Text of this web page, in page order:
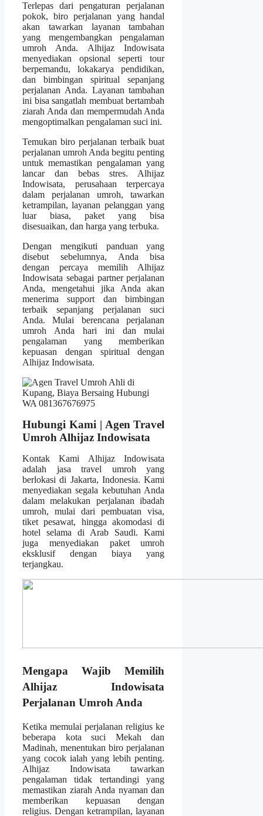
Terlepas dari pengaturan perjalanan
pokok, biro perjalanan yang handal
akan tawarkan layanan tambahan
yang mengembangkan pengalaman
umroh Anda. Alhijaz Indowisata
menyediakan opsional seperti tour
berpemandu, lokakarya pendidikan,
dan bimbingan spiritual sepanjang
perjalanan Anda. Layanan tambahan
ini bisa sangatlah membuat bertambah
ziarah Anda dan mempermudah Anda
mengoptimalkan pengalaman suci ini.
Temukan biro perjalanan terbaik buat
perjalanan umroh Anda begitu penting
untuk memastikan pengalaman yang
lancar dan bebas stres. Alhijaz
Indowisata, perusahaan terpercaya
dalam perjalanan umroh, tawarkan
ketrampilan, layanan pelanggan yang
luar biasa, paket yang bisa
disesuaikan, dan harga yang terbuka.
Dengan mengikuti panduan yang
disebut sebelumnya, Anda bisa
dengan percaya memilih Alhijaz
Indowisata sebagai partner perjalanan
Anda, mengetahui jika Anda akan
menerima support dan bimbingan
terbaik sepanjang perjalanan suci
Anda. Mulai berencana perjalanan
umroh Anda hari ini dan mulai
pengalaman yang memberikan
kepuasan dengan spiritual dengan
Alhijaz Indowisata.
Hubungi Kami | Agen Travel
Umroh Alhijaz Indowisata
Kontak Kami Alhijaz Indowisata
adalah jasa travel umroh yang
berlokasi di Jakarta, Indonesia. Kami
menyediakan segala kebutuhan Anda
dalam melakukan perjalanan ibadah
umroh, mulai dari pembuatan visa,
tiket pesawat, hingga akomodasi di
hotel selama di Arab Saudi. Kami
juga menyediakan paket umroh
eksklusif dengan biaya yang
terjangkau.
Mengapa Wajib Memilih
Alhijaz Indowisata
Perjalanan Umroh Anda
Ketika memulai perjalanan religius ke
beberapa kota suci Mekah dan
Madinah, menentukan biro perjalanan
yang cocok ialah yang lebih penting.
Alhijaz Indowisata tawarkan
pengalaman tidak tertandingi yang
memastikan ziarah Anda nyaman dan
memberikan kepuasan dengan
religius. Dengan ketrampilan, layanan